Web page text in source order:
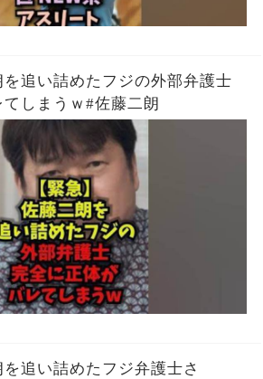
を追い詰めたフジの外部弁護士
しまうｗ#佐藤二朗
を追い詰めたフジ弁護士さ